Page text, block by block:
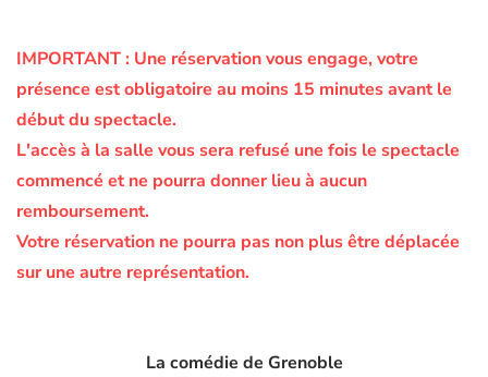
IMPORTANT : Une réservation vous engage, votre
présence est obligatoire au moins 15 minutes avant le
début du spectacle.
L'accès à la salle vous sera refusé une fois le spectacle
commencé et ne pourra donner lieu à aucun
remboursement.
Votre réservation ne pourra pas non plus être déplacée
sur une autre représentation.
La comédie de Grenoble